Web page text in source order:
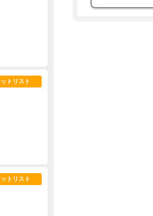
トリスト
トリスト